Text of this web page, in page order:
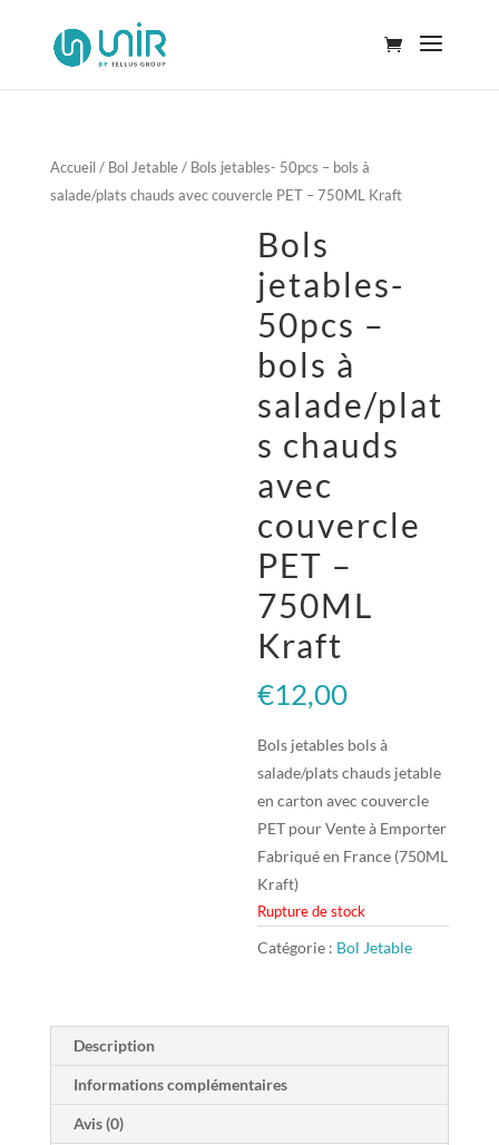
Accueil/ Bol Jetable/ Bols jetables- 50pcs – bols à
salade/plats chauds avec couvercle PET – 750ML Kraft
Bols
jetables-
50pcs –
bols à
salade/plat
s chauds
avec
couvercle
PET –
750ML
Kraft
€12,00
Bols jetables bols à
salade/plats chauds jetable
en carton avec couvercle
PET pour Vente à Emporter
Fabriqué en France (750ML
Kraft)
Rupture de stock
Catégorie : Bol Jetable
Description
Informations complémentaires
Avis (0)